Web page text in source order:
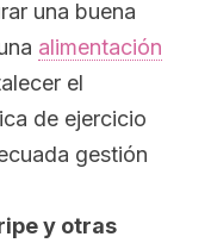
una buena
alimentación
el
de ejercicio
gestión
y otras